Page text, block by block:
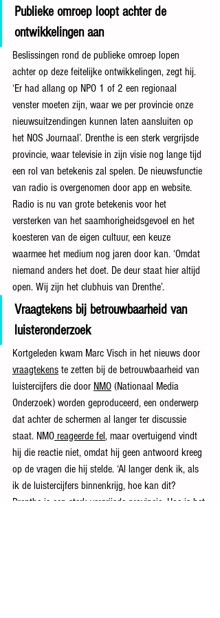
Publieke omroep loopt achter de
ontwikkelingen aan
Beslissingen rond de publieke omroep lopen
achter op deze feitelijke ontwikkelingen, zegt hij.
‘Er had allang op NPO 1 of 2 een regionaal
venster moeten zijn, waar we per provincie onze
nieuwsuitzendingen kunnen laten aansluiten op
het NOS Journaal’. Drenthe is een sterk vergrijsde
provincie, waar televisie in zijn visie nog lange tijd
een rol van betekenis zal spelen. De nieuwsfunctie
van radio is overgenomen door app en website.
Radio is nu van grote betekenis voor het
versterken van het saamhorigheidsgevoel en het
koesteren van de eigen cultuur, een keuze
waarmee het medium nog jaren door kan. ‘Omdat
niemand anders het doet. De deur staat hier altijd
open. Wij zijn het clubhuis van Drenthe’.
Vraagtekens bij betrouwbaarheid van
luisteronderzoek
Kortgeleden kwam Marc Visch in het nieuws door
vraagtekens te zetten bij de betrouwbaarheid van
luistercijfers die door NMO (Nationaal Media
Onderzoek) worden geproduceerd, een onderwerp
dat achter de schermen al langer ter discussie
staat. NMO reageerde fel, maar overtuigend vindt
hij die reactie niet, omdat hij geen antwoord kreeg
op de vragen die hij stelde. ‘Al langer denk ik, als
ik de luistercijfers binnenkrijg, hoe kan dit?
Drenthe is een sterk vergrijsde provincie. Hoe is het